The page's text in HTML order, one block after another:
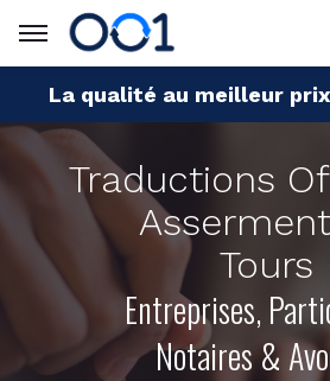
La qualité au meilleur
Traductions
Tours
Entreprises,
Notaires &